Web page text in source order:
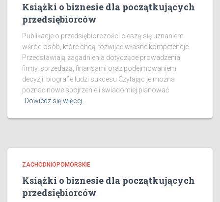
Książki o biznesie dla początkujących
przedsiębiorców
Publikacje o przedsiębiorczości cieszą się uznaniem
wśród osób, które chcą rozwijać własne kompetencje.
Przedstawiają zagadnienia dotyczące prowadzenia
firmy, sprzedażą, finansami oraz podejmowaniem
decyzji. biografie ludzi sukcesu Czytając je można
poznać nowe spojrzenie i świadomiej planować
Dowiedz się więcej…
ZACHODNIOPOMORSKIE
Książki o biznesie dla początkujących
przedsiębiorców